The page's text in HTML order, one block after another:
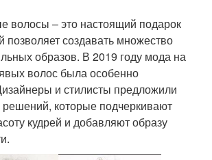
волосы – это настоящий подарок
позволяет создавать множество
образов. В 2019 году мода на
волос была особенно
и стилисты предложили
которые подчеркивают
кудрей и добавляют образу